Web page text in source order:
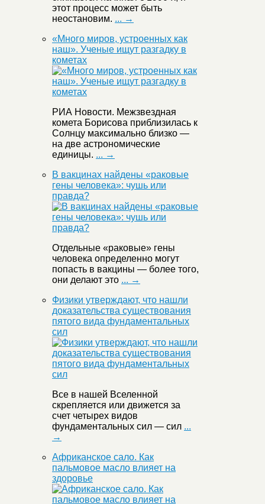
этот процесс может быть
неостановим. ... →
«Много миров, устроенных как
наш». Ученые ищут разгадку в
кометах
РИА Новости. Межзвездная
комета Борисова приблизилась к
Солнцу максимально близко —
на две астрономические
единицы. ... →
В вакцинах найдены «раковые
гены человека»: чушь или
правда?
Отдельные «раковые» гены
человека определенно могут
попасть в вакцины — более того,
они делают это ... →
Физики утверждают, что нашли
доказательства существования
пятого вида фундаментальных
сил
Все в нашей Вселенной
скрепляется или движется за
счет четырех видов
фундаментальных сил — сил ...
→
Африканское сало. Как
пальмовое масло влияет на
здоровье